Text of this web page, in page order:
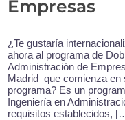
Empresas
¿Te gustaría
ahora al programa de
Administración de
Madrid que comienza en
programa? Es un
Ingeniería en
requisitos establecidos,